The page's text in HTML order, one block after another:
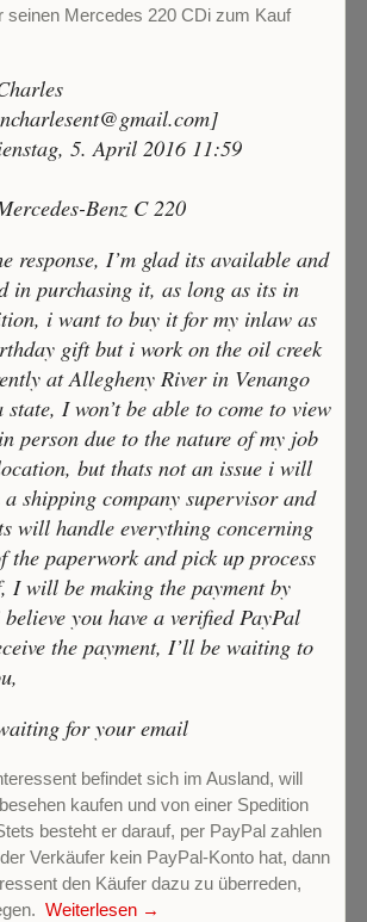
seinen Mercedes 220 CDi zum Kauf
5. April 2016 11:59
Benz C 220
response, I’m glad its available and
in purchasing it, as long as its in
i want to buy it for my inlaw as
gift but i work on the oil creek
at Allegheny River in Venango
state, I won’t be able to come to view
person due to the nature of my job
but thats not an issue i will
shipping company supervisor and
will handle everything concerning
the paperwork and pick up process
I will be making the payment by
you have a verified PayPal
the payment, I’ll be waiting to
for your email
befindet sich im Ausland, will
kaufen und von einer Spedition
besteht er darauf, per PayPal zahlen
Verkäufer kein PayPal-Konto hat, dann
den Käufer dazu zu überreden,
Weiterlesen →